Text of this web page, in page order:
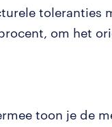
toleranties
om het
toon je de